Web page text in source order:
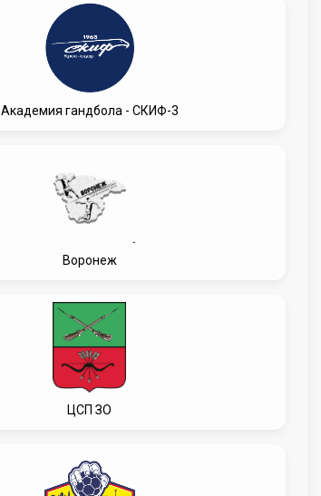
Академия гандбола - СКИФ-3
Воронеж
ЦСП ЗО